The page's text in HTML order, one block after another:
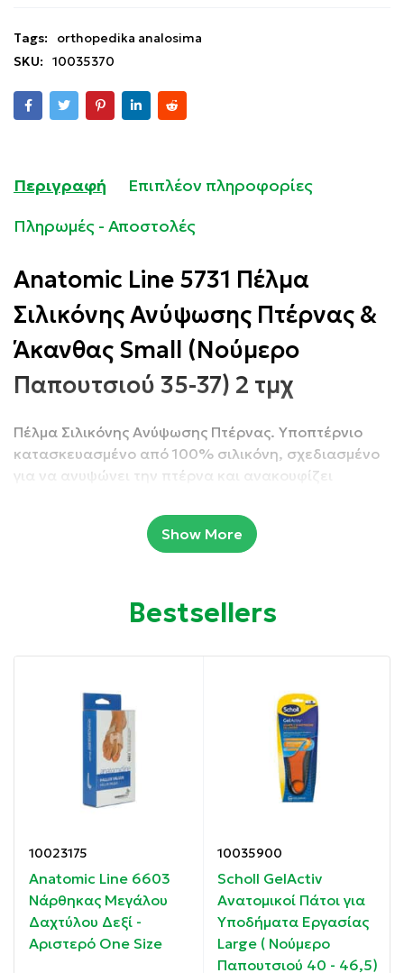
Tags:
orthopedika analosima
SKU:
10035370
Περιγραφή
Επιπλέον πληροφορίες
Πληρωμές - Αποστολές
Anatomic Line 5731 Πέλμα
Σιλικόνης Ανύψωσης Πτέρνας &
Άκανθας Small (Νούμερο
Παπουτσιού 35-37) 2 τμχ
Πέλμα Σιλικόνης Ανύψωσης Πτέρνας. Υποπτέρνιο
κατασκευασμένο από 100% σιλικόνη, σχεδιασμένο
για να ανυψώνει την πτέρνα και ανακουφίζει
τένοντα χρησιμοποιώντας σιλικόνη διαφορετικής
πυκνότητας. Μειώνει σημαντικά την πίεση που
Συσκευασία: 2 τμχ
Ιδιότητες:
Μειώνει σημαντικά την πίεση που ασκείται στις
αρθρώσεις της σπονδυλικής στήλης.
Από 100% σιλικόνη.
Νούμερο Παπουτσιού 35-37.
Οδηγίες χρήσης:
Κατάλληλο για νούμερο Παπουτσιού 35-37.
Συστατικά:
Show More
Bestsellers
10023175
Anatomic Line 6603
Νάρθηκας Μεγάλου
Δαχτύλου Δεξί -
Αριστερό One Size
10035900
Scholl GelActiv
Ανατομικοί Πάτοι για
Υποδήματα Εργασίας
Large ( Νούμερο
Παπουτσιού 40 - 46,5)